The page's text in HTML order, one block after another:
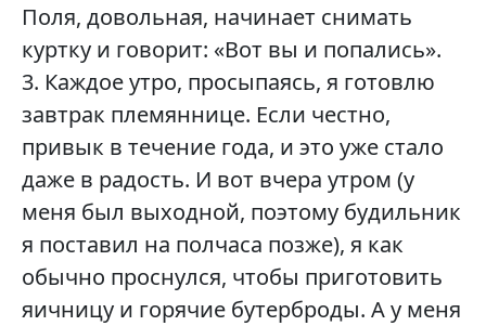
Поля, довольная, начинает снимать
куртку и говорит: «Вот вы и попались».
3. Каждое утро, просыпаясь, я готовлю
завтрак племяннице. Если честно,
привык в течение года, и это уже стало
даже в радость. И вот вчера утром (у
меня был выходной, поэтому будильник
я поставил на полчаса позже), я как
обычно проснулся, чтобы приготовить
яичницу и горячие бутерброды. А у меня